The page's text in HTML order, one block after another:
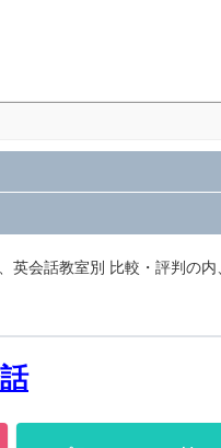
英会話教室別 比較・評判の